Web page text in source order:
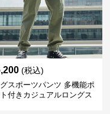
(税込)
スポーツパンツ 多機能ポ
付きカジュアルロングス